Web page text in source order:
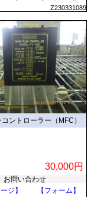
Z230331089
ントローラー（MFC）
30,000円
お問い合わせ
ジ】
【フォーム】